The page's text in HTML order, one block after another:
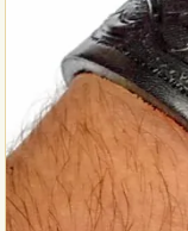
Zahlungsweisen
Sepa
PayPal